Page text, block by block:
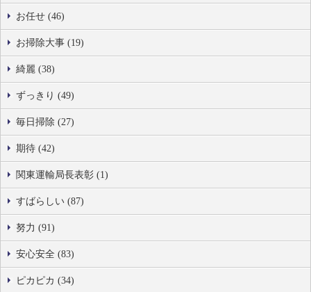
お任せ (46)
お掃除大事 (19)
綺麗 (38)
ずっきり (49)
毎日掃除 (27)
期待 (42)
関東運輸局長表彰 (1)
すばらしい (87)
努力 (91)
安心安全 (83)
ピカピカ (34)